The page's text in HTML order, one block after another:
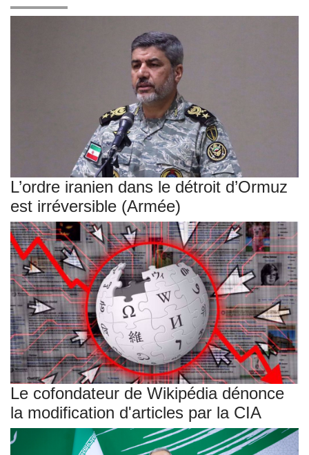
L’ordre iranien dans le détroit d’Ormuz
est irréversible (Armée)
Le cofondateur de Wikipédia dénonce
la modification d'articles par la CIA